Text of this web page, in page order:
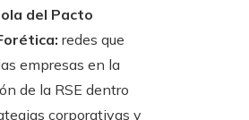
del Pacto
redes que
empresas en la
de la RSE dentro
corporativas y